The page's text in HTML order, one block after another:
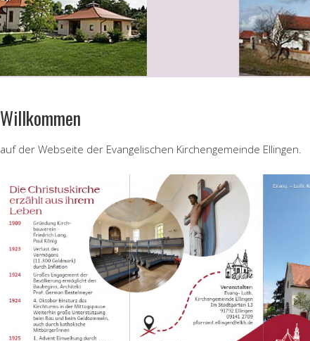
Willkommen
auf der Webseite der Evangelischen Kirchengemeinde Ellingen.